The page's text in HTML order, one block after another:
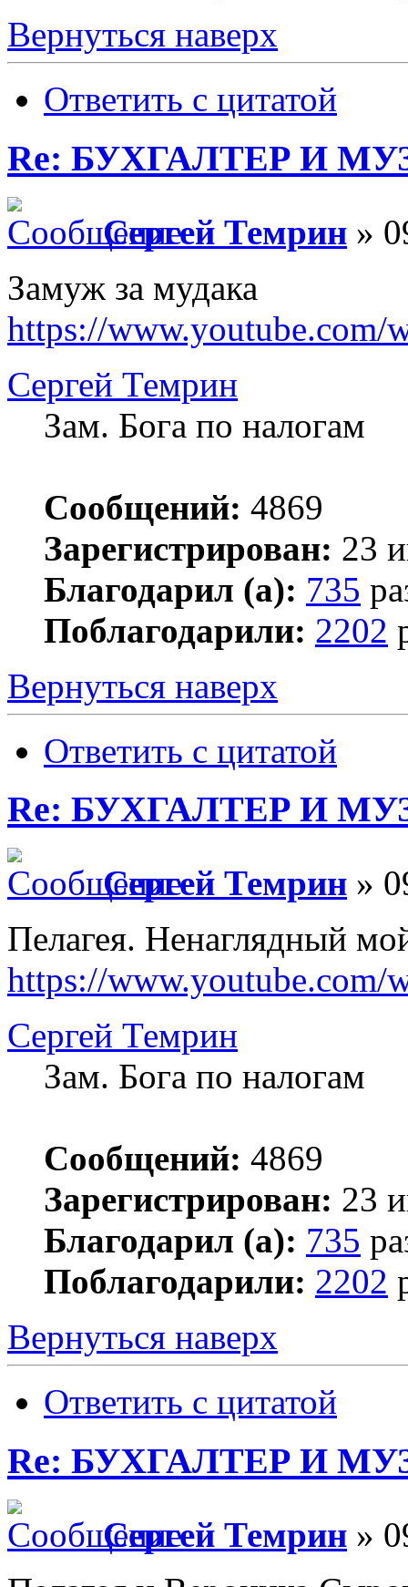
Вернуться наверх
Ответить с цитатой
Re: БУХГАЛТЕР И
Сергей Темрин »
Замуж за мудака
https://www.youtube.com/
Сергей Темрин
Зам. Бога по налогам
Сообщений: 4869
Зарегистрирован: 23
Благодарил (а): 735
Поблагодарили: 2202
Вернуться наверх
Ответить с цитатой
Re: БУХГАЛТЕР И
Сергей Темрин »
Пелагея. Ненаглядный
https://www.youtube.com/
Сергей Темрин
Зам. Бога по налогам
Сообщений: 4869
Зарегистрирован: 23
Благодарил (а): 735
Поблагодарили: 2202
Вернуться наверх
Ответить с цитатой
Re: БУХГАЛТЕР И
Сергей Темрин »